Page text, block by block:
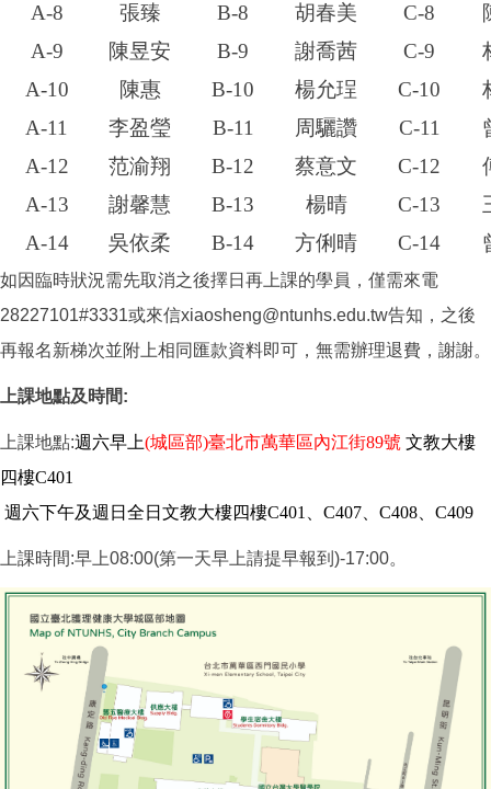
A-8
張臻 B-8 胡春美 C-8
A-9
陳昱安 B-9 謝喬茜 C-9
A-10
陳惠 B-10 楊允珵 C-10
A-11
李盈瑩 B-11 周驪讚 C-11
A-12
范渝翔 B-12 蔡意文 C-12
A-13
謝馨慧 B-13 楊晴 C-13
A-14
吳依柔 B-14 方俐晴 C-14
如因臨時狀況需先取消之後擇日再上課的學員，僅需來電
28227101#3331或來信xiaosheng@ntunhs.edu.tw告知，之後
再報名新梯次並附上相同匯款資料即可，無需辦理退費，謝謝。
上課地點及時間:
上課地點:週六早上(城區部)臺北市萬華區內江街89號 文教大樓
四樓C401
週六下午及週日全日文教大樓四樓C401、C407、C408、C409
上課時間:早上08:00(第一天早上請提早報到)-17:00。